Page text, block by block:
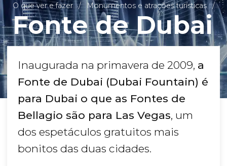
O que ver e fazer Monumentos e atrações turísticas
Fonte de Dubai
Inaugurada na primavera de 2009, a
Fonte de Dubai (Dubai Fountain) é
para Dubai o que as Fontes de
Bellagio são para Las Vegas, um
dos espetáculos gratuitos mais
bonitos das duas cidades.